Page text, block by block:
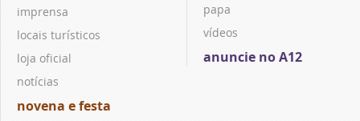
imprensa
locais turísticos
loja oficial
notícias
novena e festa
papa
vídeos
anuncie no A12